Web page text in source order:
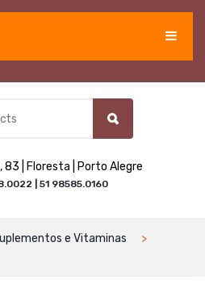
83 | Floresta | Porto Alegre
| 51 98585.0160
e Vitaminas